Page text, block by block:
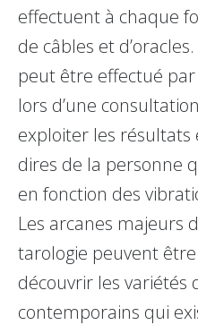
effectuent à chaque
de câbles et
peut être effectué
lors d’une
exploiter les
dires de la personne
en fonction des
Les arcanes majeurs
tarologie peuvent
découvrir les variétés
contemporains qui